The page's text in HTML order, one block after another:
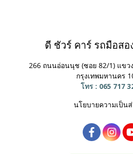
ดี ชัวร์ คาร์ รถมือส
266 ถนนอ่อนนุช (ซอย 82/1) แขว
กรุงเทพมหานคร
โทร : 065 717
นโยบายความเป็น